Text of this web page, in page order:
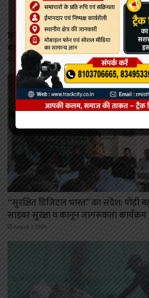
छत्तीसगढ़ राज्य को पीएम ई-बस सेवा
बसों के संचालन की स्वीकृति
August 7, 2026
“सुरक्षित डिजिटल भारत” का संदेश: पोड़ी
साइबर सुरक्षा व कानून जागरूकता कार्यक्रम
August 7, 2026